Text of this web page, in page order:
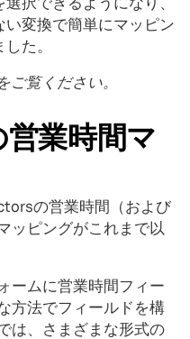
変換で簡単にマッピン
た。
ご覧ください。
業時間マ
の営業時間（および
ッピングがこれまで以
ームに営業時間フィー
方法でフィールドを構
は、さまざまな形式の